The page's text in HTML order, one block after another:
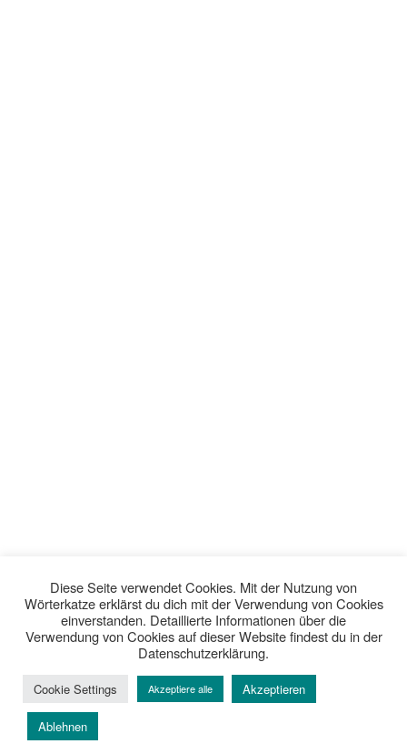
Diese Seite verwendet Cookies. Mit der Nutzung von
Wörterkatze erklärst du dich mit der Verwendung von Cookies
einverstanden. Detaillierte Informationen über die
Verwendung von Cookies auf dieser Website findest du in der
Datenschutzerklärung.
Cookie Settings Akzeptiere alle Akzeptieren
Ablehnen